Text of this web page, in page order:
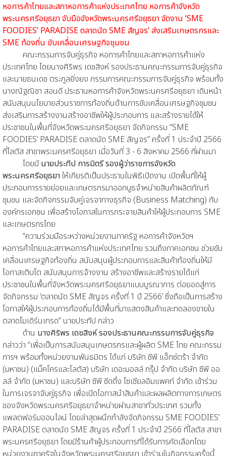
หอการค้าไทยและสภาหอการค้าแห่งประเทศไทย หอการค้าจังหวัด
พระนครศรีอยุธยา จับมือจังหวัดพระนครศรีอยุธยา จัดงาน ‘SME
FOODIES’ PARADISE ตลาดนัด SME สัญจร’ ส่งเสริมเกษตรกรและ
SME ท้องถิ่น ขับเคลื่อนเศรษฐกิจชุมชน
คณะกรรมการจับคู่ธุรกิจ หอการค้าไทยและสภาหอการค้าแห่ง
ประเทศไทย โดยนางศิริพร เดชสิงห์ รองประธานคณะกรรมการจับคู่ธุรกิจ
และนายธนเดช ตระกูลยิ่งยง กรรมการคณะกรรมการจับคู่ธุรกิจ พร้อมทั้ง
นางณัฐณิชา สอนดี ประธานหอการค้าจังหวัดพระนครศรีอยุธยา เดินหน้า
สนับสนุนนโยบายส่วนราชการท้องถิ่นด้านการขับเคลื่อนเศรษฐกิจชุมชน
ส่งเสริมการสร้างงานสร้างอาชีพให้ผู้ประกอบการ และสร้างรายได้ให้
ประชาชนในพื้นที่จังหวัดพระนครศรีอยุธยา จัดกิจกรรม “SME
FOODIES’ PARADISE ตลาดนัด SME สัญจร” ครั้งที่ 1 ประจำปี 2566
ที่โลตัส สาขาพระนครศรีอยุธยา เมื่อวันที่ 3 - 6 สิงหาคม 2566 ที่ผ่านมา
โดยมี นายประทีป การมิตรี รองผู้ว่าราชการจังหวัด
พระนครศรีอยุธยาให้เกียรติเป็นประธานในพิธีเปิดงาน เปิดพื้นที่ให้ผู้
ประกอบการรายย่อยและเกษตรกรมาออกบูธจำหน่ายสินค้าผลิตภัณฑ์
ชุมชน และจัดกิจกรรมจับคู่เจรจาทางธุรกิจ (Business Matching) กับ
องค์กรเอกชน เพื่อสร้างโอกาสในการกระจายสินค้าให้ผู้ประกอบการ SME
และเกษตรกรไทย
“ความร่วมมือระหว่างหน่วยงานภาครัฐ หอการค้าจังหวัดฯ
หอการค้าไทยและสภาหอการค้าแห่งประเทศไทย รวมถึงภาคเอกชน ช่วยขับ
เคลื่อนเศรษฐกิจท้องถิ่น สนับสนุนผู้ประกอบการและสินค้าท้องถิ่นให้มี
โอกาสเติบโต สนับสนุนการจ้างงาน สร้างอาชีพและสร้างรายได้แก่
ประชาชนในพื้นที่จังหวัดพระนครศรีอยุธยาแบบบูรณาการ ต่อยอดสู่การ
จัดกิจกรรม ‘ตลาดนัด SME สัญจร ครั้งที่ 1 ปี 2566’ ซึ่งถือเป็นการสร้าง
โอกาสให้ผู้ประกอบการท้องถิ่นได้มีพื้นที่มาแสดงสินค้าและทดลองขายใน
ตลาดโมเดิร์นเทรด” นายประทีป กล่าว
ด้าน นางศิริพร เดชสิงห์ รองประธานคณะกรรมการจับคู่ธุรกิจ
กล่าวว่า “เพื่อเป็นการสนับสนุนเกษตรกรและผู้ผลิต SME ไทย คณะกรรม
การฯ พร้อมทั้งหน่วยงานพันธมิตร ได้แก่ บริษัท ซีพี แอ็กซ์ตร้า จำกัด
(มหาชน) (แม็คโครและโลตัส) บริษัท เดอะมอลล์ กรุ๊ป จำกัด บริษัท ซีพี ออ
ลล์ จำกัด (มหาชน) และบริษัท ซีพี ซีดดิ้ง โซเชียลอิมแพคท์ จำกัด เข้าร่วม
ในการเจรจาจับคู่ธุรกิจ เพื่อเปิดโอกาสนำสินค้าและผลผลิตทางการเกษตร
ของจังหวัดพระนครศรีอยุธยาจำหน่ายผ่านสาขาทั่วประเทศ รวมทั้ง
แพลตฟอร์มออนไลน์ โดยล่าสุดผนึกกำลังจัดกิจกรรม SME FOODIES’
PARADISE ตลาดนัด SME สัญจร ครั้งที่ 1 ประจำปี 2566 ที่โลตัส สาขา
พระนครศรีอยุธยา โดยมีร้านค้าผู้ประกอบการที่ได้รับการคัดเลือกโดย